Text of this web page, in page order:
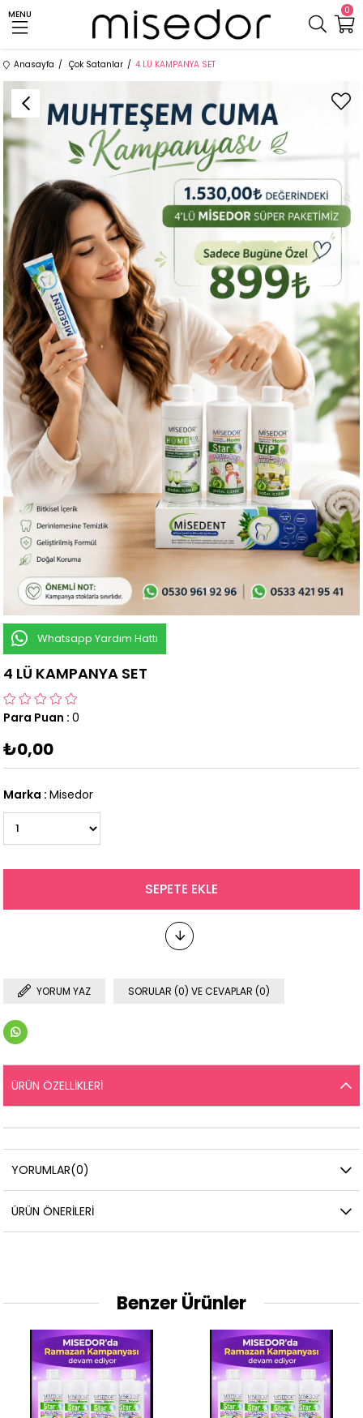
0
MENU
Anasayfa Çok Satanlar 4 LÜ KAMPANYA SET
Whatsapp Yardım Hattı
4 LÜ KAMPANYA SET
Para Puan : 0
₺0,00
Marka : Misedor
YORUM YAZ SORULAR (0) VE CEVAPLAR (0)
ÜRÜN ÖZELLIKLERI
YORUMLAR(0)
ÜRÜN ÖNERILERI
Benzer Ürünler